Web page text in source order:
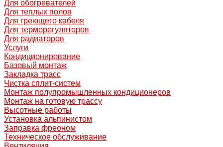
Для обогревателей
Для теплых полов
Для греющего кабеля
Для терморегуляторов
Для радиаторов
Услуги
Кондиционирование
Базовый монтаж
Закладка трасс
Чистка сплит-систем
Монтаж полупромышленных кондиционеров
Монтаж на готовую трассу
Высотные работы
Установка альпинистом
Заправка фреоном
Техническое обслуживание